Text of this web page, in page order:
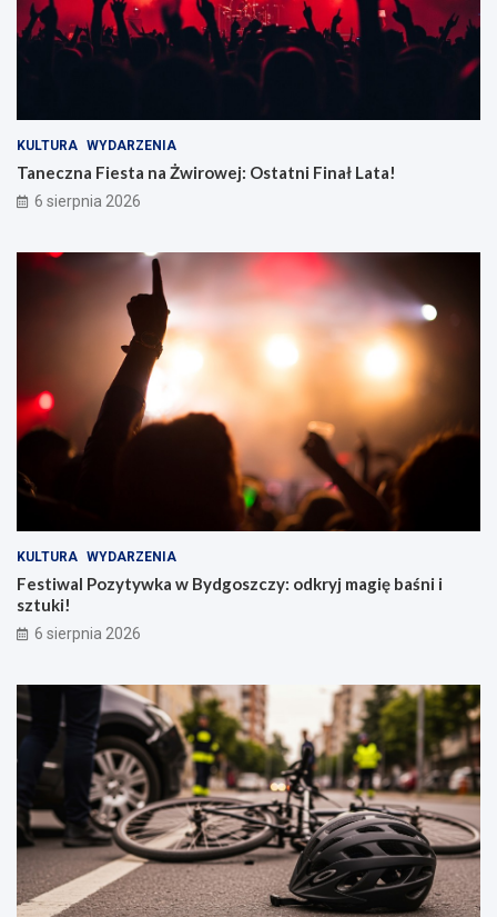
KULTURA WYDARZENIA
Taneczna Fiesta na Żwirowej: Ostatni Finał Lata!
6 sierpnia 2026
KULTURA WYDARZENIA
Festiwal Pozytywka w Bydgoszczy: odkryj magię baśni i
sztuki!
6 sierpnia 2026